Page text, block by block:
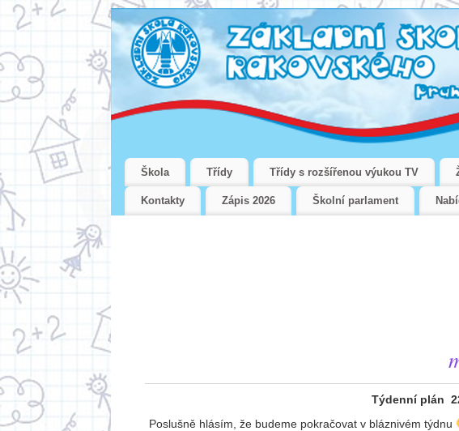
Škola Třídy Třídy s rozšířenou výukou TV
Kontakty Zápis 2026 Školní parlament
Týdenní plán
Poslušně hlásím, že budeme pokračovat v bláznivém týdnu